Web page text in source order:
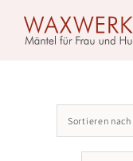
content
Sortieren nach